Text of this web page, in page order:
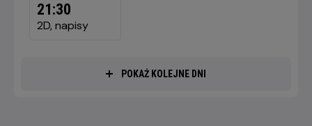
21:30
2D, napisy
POKAŻ KOLEJNE DNI